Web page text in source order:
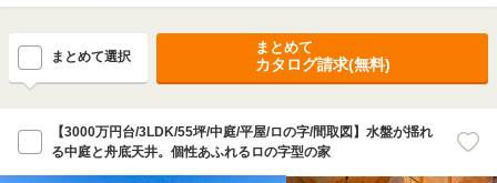
まとめて選択
まとめて
カタログ請求(無料)
【3000万円台/3LDK/55坪/中庭/平屋/ロの字/間取図】水盤が揺れ
る中庭と舟底天井。個性あふれるロの字型の家